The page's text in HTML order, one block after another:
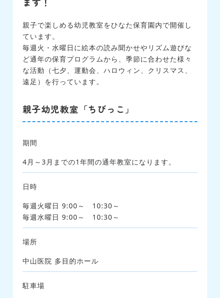
親子で楽しめる幼児教室をひなた保育園内で開催し
ています。
毎週火・水曜日に絵本の読み聞かせやリズム遊びな
ど通年の保育プログラムから、季節に合わせた様々
な活動（七夕、運動会、ハロウィン、クリスマス、
遠足）を行っています。
親子幼児教室「ちびっこ」
期間
4月～3月までの1年間の通年教室になります。
日時
毎週火曜日 9:00～ 10:30～
毎週水曜日 9:00～ 10:30～
場所
中山医院 多目的ホール
駐車場